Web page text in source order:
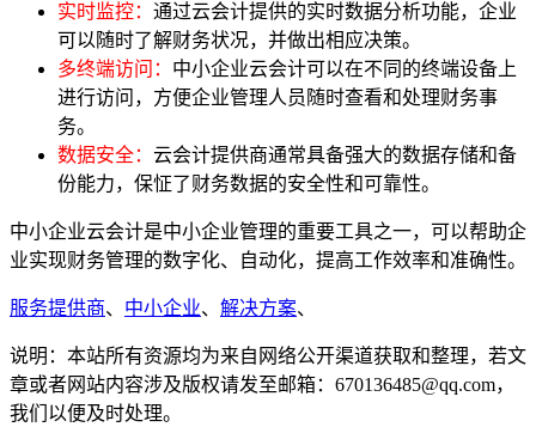
实时监控： 通过云会计提供的实时数据分析功能，企业
可以随时了解财务状况，并做出相应决策。
多终端访问： 中小企业云会计可以在不同的终端设备上
进行访问，方便企业管理人员随时查看和处理财务事
务。
数据安全： 云会计提供商通常具备强大的数据存储和备
份能力，保怔了财务数据的安全性和可靠性。
中小企业云会计是中小企业管理的重要工具之一，可以帮助企
业实现财务管理的数字化、自动化，提高工作效率和准确性。
服务提供商、 中小企业、 解决方案、
说明：本站所有资源均为来自网络公开渠道获取和整理，若文
章或者网站内容涉及版权请发至邮箱：670136485@qq.com，
我们以便及时处理。